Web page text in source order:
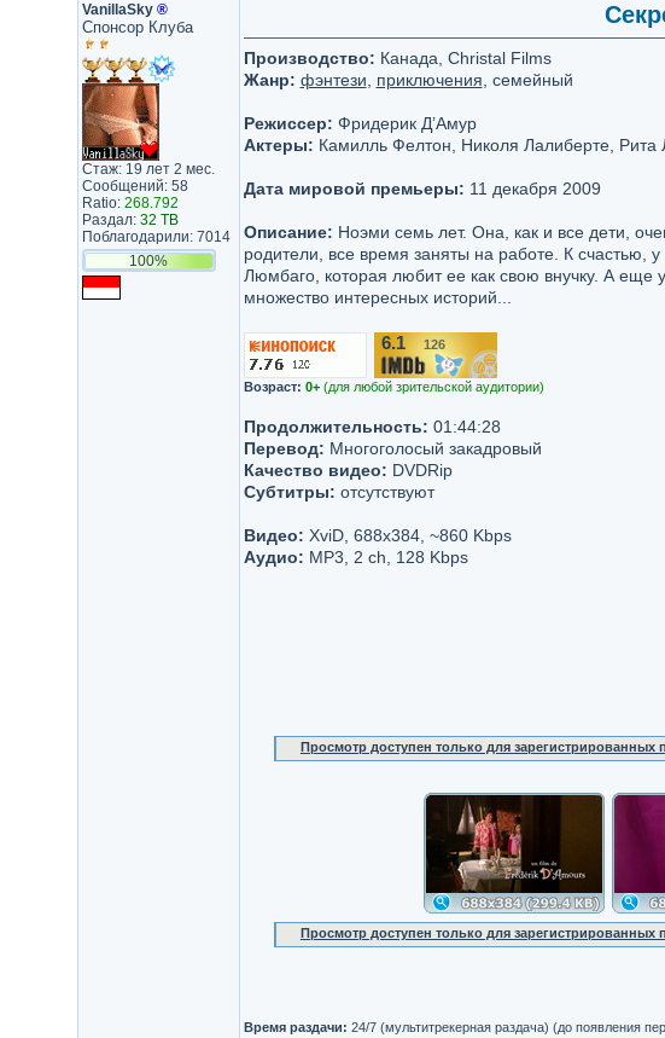
VanillaSky ®
Спонсор Клуба
Стаж: 19 лет 2 мес.
Сообщений: 58
Ratio: 268.792
Раздал: 32 TB
Поблагодарили: 7014
100%
Производство: Канада, Christal Films
Жанр: фэнтези приключения , семейный
Режиссер: Фридерик Д’Амур
Актеры: Камилль Фелтон, Николя Лалиберте,
Дата мировой премьеры: 11 декабря 2009
Описание: Ноэми семь лет. Она, как и все дети,
родители, все время заняты на работе. К счастью,
Люмбаго, которая любит ее как свою внучку. А еще
множество интересных историй...
6.1/10 126
Возраст: 0+(для любой зрительской аудитории)
Продолжительность: 01:44:28
Перевод: Многоголосый закадровый
Качество видео: DVDRip
Субтитры: отсутствуют
Видео: XviD, 688x384, ~860 Kbps
Аудио: MP3, 2 ch, 128 Kbps
Просмотр доступен только для зарегистрированных
Просмотр доступен только для зарегистрированных
Время раздачи: 24/7 (мультитрекерная раздача) (до появления